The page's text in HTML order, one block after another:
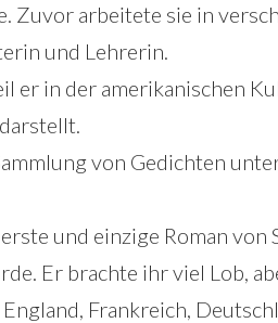
arbeitete sie in
und Lehrerin.
er in der amerikanischen
von Gedichten
und einzige Roman
Er brachte ihr viel Lob,
Frankreich,